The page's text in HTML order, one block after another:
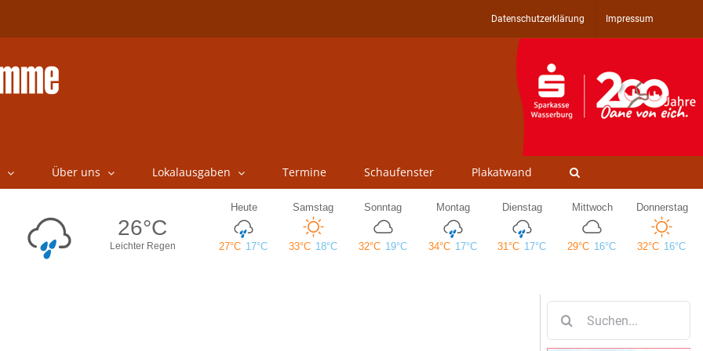
Datenschutzerklärung Impressum
Über uns Lokalausgaben Termine Schaufenster Plakatwand
nach: